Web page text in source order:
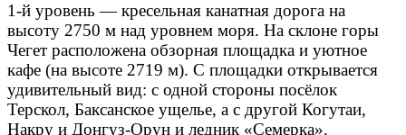
1-й уровень — кресельная канатная дорога на
высоту 2750 м над уровнем моря. На склоне горы
Чегет расположена обзорная площадка и уютное
кафе (на высоте 2719 м). С площадки открывается
удивительный вид: с одной стороны посёлок
Терскол, Баксанское ущелье, а с другой Когутаи,
Накру и Донгуз-Орун и ледник «Семерка».